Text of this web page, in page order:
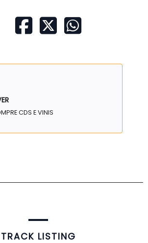
CDS E VINIS
TRACK LISTING